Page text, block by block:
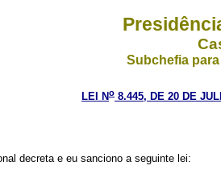
Subchefia
LEI No 8.445, DE 20 DE
decreta e eu sanciono a seguinte lei: